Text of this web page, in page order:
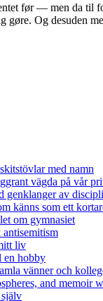
før — men da til
gøre. Og desuden
med namn
vägda på vår
genklanger av
känns som ett
om gymnasiet
liv
en hobby
vänner och
and memoir